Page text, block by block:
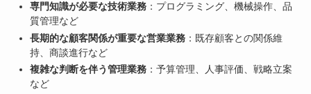
専門知識が必要な技術業務 ：プログラミング、機械操作、品
質管理など
長期的な顧客関係が重要な営業業務 ：既存顧客との関係維
持、商談進行など
複雑な判断を伴う管理業務 ：予算管理、人事評価、戦略立案
など